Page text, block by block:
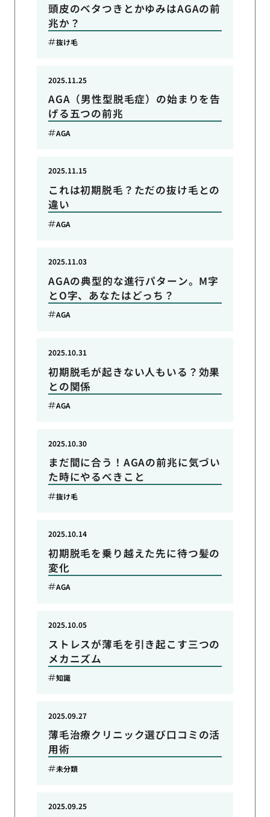
頭皮のベタつきとかゆみはAGAの前
兆か？
抜け毛
AGA（男性型脱毛症）の始まりを告
げる五つの前兆
2025.11.25
AGA
これは初期脱毛？ただの抜け毛との
違い
2025.11.15
AGA
AGAの典型的な進行パターン。M字
とO字、あなたはどっち？
2025.11.03
AGA
初期脱毛が起きない人もいる？効果
との関係
2025.10.31
AGA
まだ間に合う！AGAの前兆に気づい
た時にやるべきこと
2025.10.30
抜け毛
初期脱毛を乗り越えた先に待つ髪の
変化
2025.10.14
AGA
ストレスが薄毛を引き起こす三つの
メカニズム
2025.10.05
知識
薄毛治療クリニック選び口コミの活
用術
2025.09.27
未分類
2025.09.25